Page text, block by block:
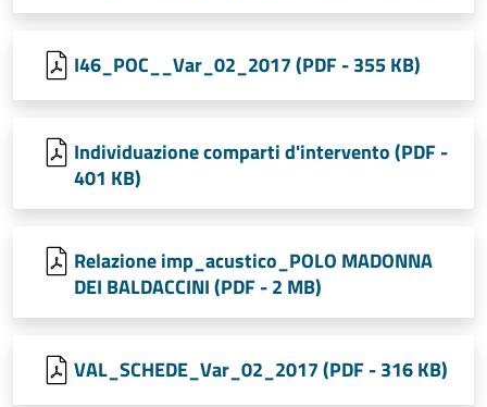
I46_POC__Var_02_2017 (PDF - 355 KB)
Individuazione comparti d'intervento (PDF -
401 KB)
Relazione imp_acustico_POLO MADONNA
DEI BALDACCINI (PDF - 2 MB)
VAL_SCHEDE_Var_02_2017 (PDF - 316 KB)